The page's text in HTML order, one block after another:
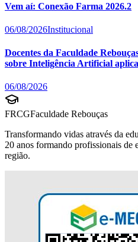
Vem aí: Conexão Farma 2026.2
06/08/2026Institucional
Docentes da Faculdade
sobre Inteligência Artificial
06/08/2026
FRCGFaculdade Rebouças
Transformando vidas através da
20 anos formando profissionais de
região.